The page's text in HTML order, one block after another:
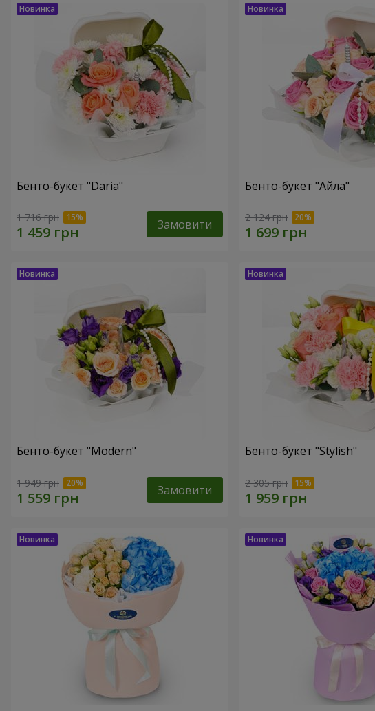
Бенто-букет "Daria"
1 716 грн Замовити
Бенто-букет "Айла"
2 124 грн
Бенто-букет "Modern"
1 949 грн Замовити
Бенто-букет "Stylish"
2 305 грн